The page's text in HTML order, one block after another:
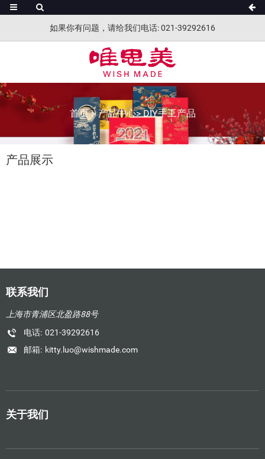
如果你有问题，请给我们电话: 021-39292616
首页>产品中心>DIY手工产品
产品展示
联系我们
上海市青浦区北盈路88号
电话: 021-39292616
邮箱: kitty.luo@wishmade.com
关于我们